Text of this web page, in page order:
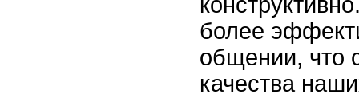
более
общении, что
качества